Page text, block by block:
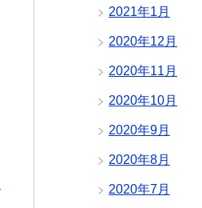
2021年1月
2020年12月
2020年11月
2020年10月
2020年9月
2020年8月
2020年7月